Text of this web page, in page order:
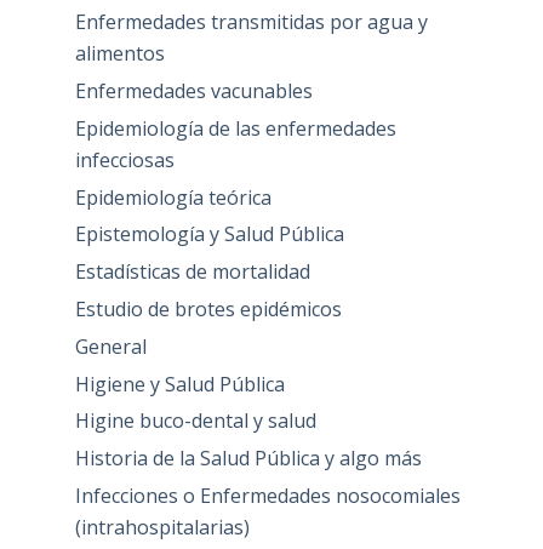
Enfermedades transmitidas por agua y
alimentos
Enfermedades vacunables
Epidemiología de las enfermedades
infecciosas
Epidemiología teórica
Epistemología y Salud Pública
Estadísticas de mortalidad
Estudio de brotes epidémicos
General
Higiene y Salud Pública
Higine buco-dental y salud
Historia de la Salud Pública y algo más
Infecciones o Enfermedades nosocomiales
(intrahospitalarias)